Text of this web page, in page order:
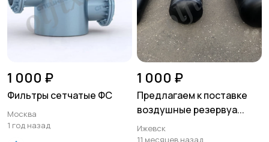
1 000 ₽
Фильтры сетчатые ФС
Москва
1 год назад
1 000 ₽
Предлагаем к поставке
воздушные резервуа...
Ижевск
11 месяцев назад